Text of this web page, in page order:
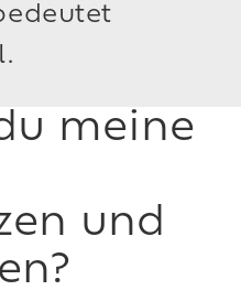
meine
und